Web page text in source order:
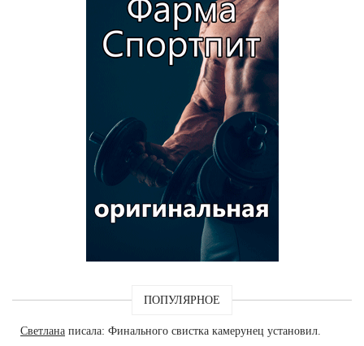
ПОПУЛЯРНОЕ
Светлана писала: Финального свистка камерунец установил.